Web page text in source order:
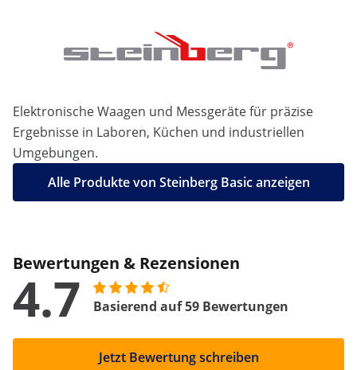
Elektronische Waagen und Messgeräte für präzise
Ergebnisse in Laboren, Küchen und industriellen
Umgebungen.
Alle Produkte von Steinberg Basic anzeigen
Bewertungen & Rezensionen
4.7 Basierend auf 59 Bewertungen
Jetzt Bewertung schreiben